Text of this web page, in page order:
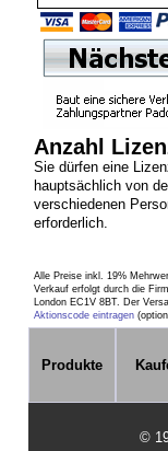
Anzahl
Sie dürfen eine
hauptsächlich von
verschiedenen
erforderlich.
Alle Preise inkl. 19%
Verkauf erfolgt durch die
London EC1V 8BT. Der
Aktionscode eintragen
Produkte
©